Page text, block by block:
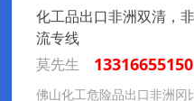
化工品出口非洲双清，
流专线
莫先生
13316655150